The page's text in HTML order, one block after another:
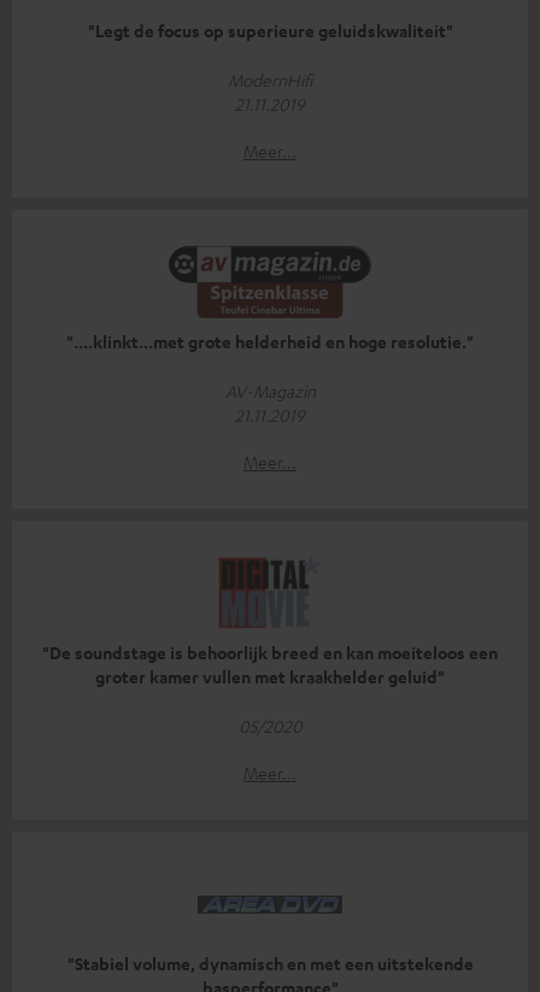
"Legt de focus op superieure geluidskwaliteit"
ModernHifi
21.11.2019
Meer...
"....klinkt...met grote helderheid en hoge resolutie."
AV-Magazin
21.11.2019
Meer...
"De soundstage is behoorlijk breed en kan moeiteloos een
groter kamer vullen met kraakhelder geluid"
05/2020
Meer...
"Stabiel volume, dynamisch en met een uitstekende